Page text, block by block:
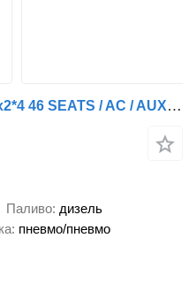
Scania K 280 Citywide LE 6x2*4 46 SEATS / AC / AUXILIARY HEATER
Паливо дизель
пневмо/пневмо